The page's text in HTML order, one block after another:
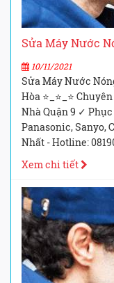
Sửa Máy Nước
10/11/2021
Sửa Máy Nước
Hòa ⭐_⭐_⭐
Nhà Quận 9 ✓
Panasonic, Sanyo,
Nhất - Hotline:
Xem chi tiết